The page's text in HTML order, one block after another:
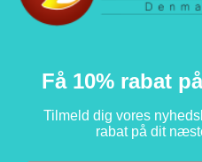
Få 10% rabat
Tilmeld dig vores
rabat på dit